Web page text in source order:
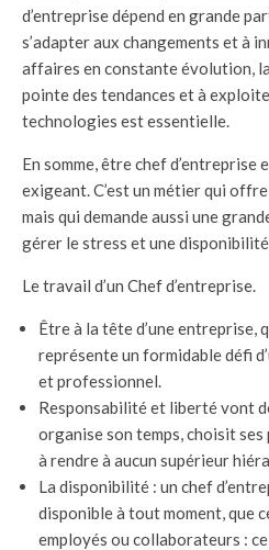
d’entreprise dépend en grande
s’adapter aux changements et à
affaires en constante évolution,
pointe des tendances et à
technologies est essentielle.
En somme, être chef
exigeant. C’est un métier qui
mais qui demande aussi une
gérer le stress et une
Le travail d’un Chef d’entreprise.
Être à la tête d’une entreprise,
représente un formidable défi
et professionnel.
Responsabilité et liberté vont
organise son temps, choisit ses
à rendre à aucun supérieur
La disponibilité : un chef
disponible à tout moment, que
employés ou collaborateurs :